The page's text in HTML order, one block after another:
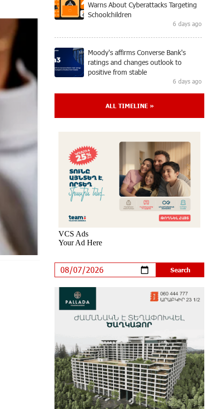
Warns About Cyberattacks Targeting
Schoolchildren
6 days ago
Moody's affirms Converse Bank's
ratings and changes outlook to
positive from stable
6 days ago
New Achievements in Europe:
"Armenian Virtuosos" Scholarship
6 days ago
Rate.Trading Platform at Seaside
Startup Summit: IDBank Introduces
an Innovative Solution
7 days ago
Khachaturian Rooftop Grand Opening
Supported by IDBank
Reopens at 24/2 Shahumyan Street
in Ararat
9 days ago
Scholarship recipients of the
“Armenian Virtuosos” Program
participated in the Järvi Academy and
Pärnu Music Festival in Estonia, representing
Armenia on the international stage
14 days ago
ALL TIMELINE »